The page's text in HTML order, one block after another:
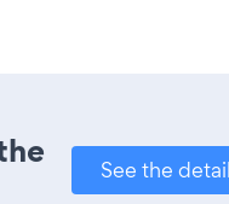
See the